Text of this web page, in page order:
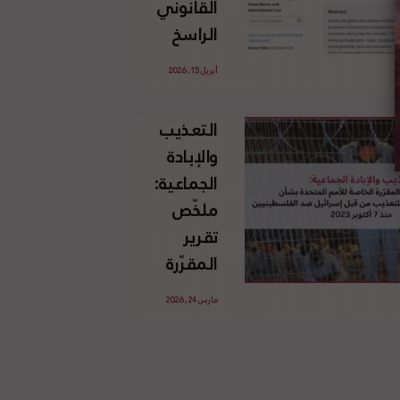
الإسرائيلي
غير
القانوني
الفلسطينية
القانوني
الراسخ
للاجئين
وحقهم
في العودة
بموجب
القانون
الدولي
أبريل 15, 2026
التعذيب
والإبادة
الجماعية:
ملخّص
تقرير
المقرّرة
الخاصة
مارس 24, 2026